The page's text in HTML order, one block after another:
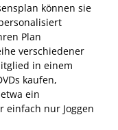
können sie
Plan
verschiedener
in einem
kaufen,
ein
einfach nur Joggen